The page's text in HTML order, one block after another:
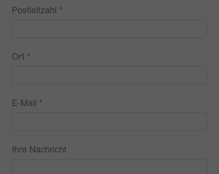
Postleitzahl *
Ort *
E-Mail *
Ihre Nachricht